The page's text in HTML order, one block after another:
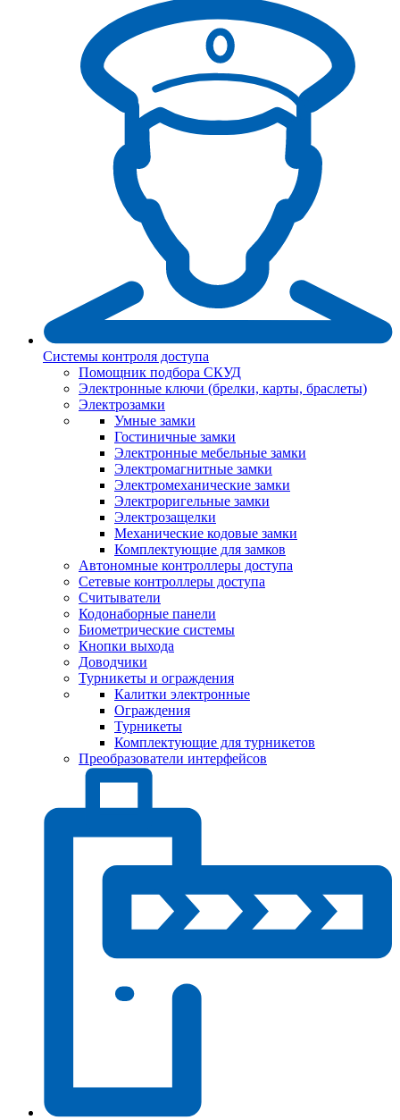
Системы контроля доступа
Помощник подбора СКУД
Электронные ключи (брелки, карты, браслеты)
Электрозамки
Умные замки
Гостиничные замки
Электронные мебельные замки
Электромагнитные замки
Электромеханические замки
Электроригельные замки
Электрозащелки
Механические кодовые замки
Комплектующие для замков
Автономные контроллеры доступа
Сетевые контроллеры доступа
Считыватели
Кодонаборные панели
Биометрические системы
Кнопки выхода
Доводчики
Турникеты и ограждения
Калитки электронные
Ограждения
Турникеты
Комплектующие для турникетов
Преобразователи интерфейсов